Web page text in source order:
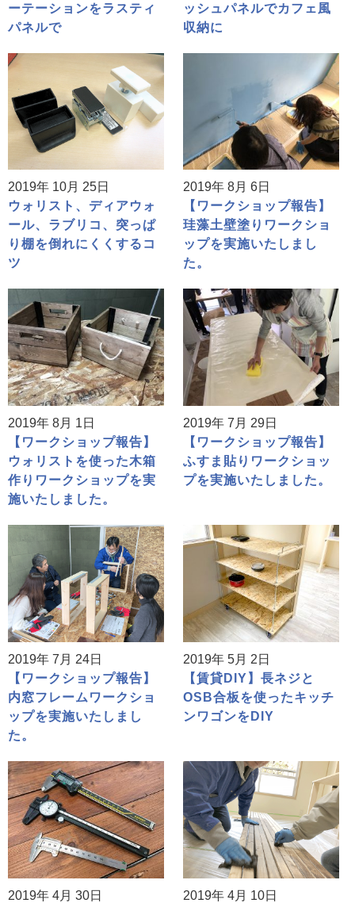
ーテーションをラスティ
パネルで
ッシュパネルでカフェ風
収納に
2019年 10月 25日
ウォリスト、ディアウォ
ール、ラブリコ、突っぱ
り棚を倒れにくくするコ
ツ
2019年 8月 6日
【ワークショップ報告】
珪藻土壁塗りワークショ
ップを実施いたしまし
た。
2019年 8月 1日
【ワークショップ報告】
ウォリストを使った木箱
作りワークショップを実
施いたしました。
2019年 7月 29日
【ワークショップ報告】
ふすま貼りワークショッ
プを実施いたしました。
2019年 7月 24日
【ワークショップ報告】
内窓フレームワークショ
ップを実施いたしまし
た。
2019年 5月 2日
【賃貸DIY】長ネジと
OSB合板を使ったキッチ
ンワゴンをDIY
2019年 4月 30日
2019年 4月 10日